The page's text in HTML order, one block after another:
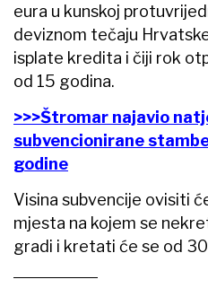
eura u kunskoj
deviznom tečaju
isplate kredita i čiji rok
od 15 godina.
>>>Štromar najavio
subvencionirane
godine
Visina subvencije ovisiti
mjesta na kojem se
gradi i kretati će se od